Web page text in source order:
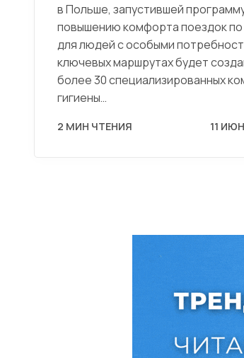
в Польше, запустившей
повышению комфорта поездок по
для людей с особыми
ключевых маршрутах будет
более 30 специализированных
гигиены…
2 МИН ЧТЕНИЯ 11